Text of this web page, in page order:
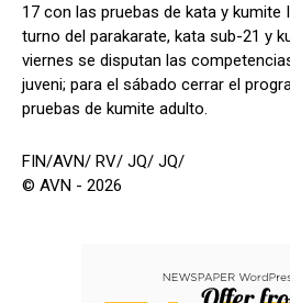
17 con las pruebas de kata y kumite
turno del parakarate, kata sub-21 y
viernes se disputan las
juveni; para el sábado cerrar el
pruebas de kumite adulto.
FIN/AVN/ RV/ JQ/ JQ/
© AVN - 2026